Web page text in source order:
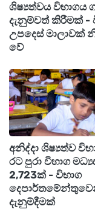
ග්‍රෑම් එකක රන්
කැරට් වර්ගය
කැරට් 22 ග්‍රෑම්
කැරට් 24 ග්‍රෑම්
මෙම මිල
හැකි බැවින්,
ශිෂ්‍යත්වය විභාගය
දැනුම්වත් කිරීමක් -
උපදෙස් මාලාවක්
වේ
අනිද්දා ශිෂ්‍යත්ව
රට පුරා විභාග
2,723ක් - විභාග
දැනුම්දීමක්